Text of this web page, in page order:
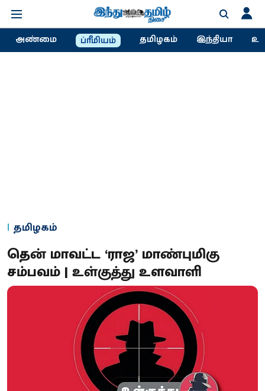
அண்மை ப்ரீமியம் தமிழகம் இந்தியா
தமிழகம்
தென் மாவட்ட ‘ராஜ’ மாண்புமிகு
சம்பவம் | உள்குத்து உளவாளி